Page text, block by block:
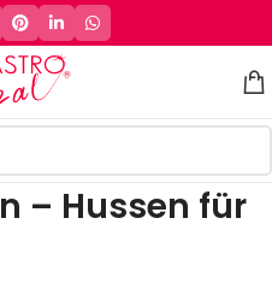
– Hussen für